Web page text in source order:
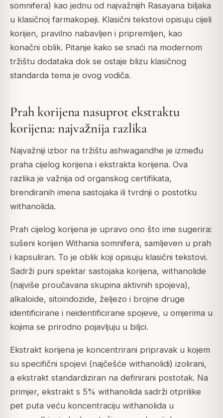
somnifera) kao jednu od najvažnijih Rasayana biljaka
u klasičnoj farmakopeji. Klasični tekstovi opisuju cijeli
korijen, pravilno nabavljen i pripremljen, kao
konačni oblik. Pitanje kako se snaći na modernom
tržištu dodataka dok se ostaje blizu klasičnog
standarda tema je ovog vodiča.
Prah korijena nasuprot ekstraktu
korijena: najvažnija razlika
Najvažniji izbor na tržištu ashwagandhe je između
praha cijelog korijena i ekstrakta korijena. Ova
razlika je važnija od organskog certifikata,
brendiranih imena sastojaka ili tvrdnji o postotku
withanolida.
Prah cijelog korijena je upravo ono što ime sugerira:
sušeni korijen Withania somnifera, samljeven u prah
i kapsuliran. To je oblik koji opisuju klasični tekstovi.
Sadrži puni spektar sastojaka korijena, withanolide
(najviše proučavana skupina aktivnih spojeva),
alkaloide, sitoindozide, željezo i brojne druge
identificirane i neidentificirane spojeve, u omjerima u
kojima se prirodno pojavljuju u biljci.
Ekstrakt korijena je koncentrirani pripravak u kojem
su specifični spojevi (najčešće withanolidi) izolirani,
a ekstrakt standardiziran na definirani postotak. Na
primjer, ekstrakt s 5% withanolida sadrži otprilike
pet puta veću koncentraciju withanolida u